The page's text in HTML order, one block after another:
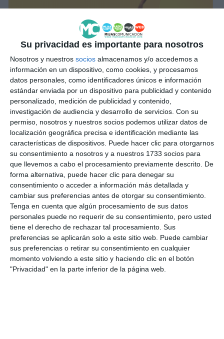
Su privacidad es importante para nosotros
Nosotros y nuestros socios almacenamos y/o accedemos a
información en un dispositivo, como cookies, y procesamos
datos personales, como identificadores únicos e información
estándar enviada por un dispositivo para publicidad y contenido
personalizado, medición de publicidad y contenido,
investigación de audiencia y desarrollo de servicios. Con su
permiso, nosotros y nuestros socios podemos utilizar datos de
localización geográfica precisa e identificación mediante las
características de dispositivos. Puede hacer clic para otorgarnos
su consentimiento a nosotros y a nuestros 1733 socios para
que llevemos a cabo el procesamiento previamente descrito. De
forma alternativa, puede hacer clic para denegar su
consentimiento o acceder a información más detallada y
cambiar sus preferencias antes de otorgar su consentimiento.
Tenga en cuenta que algún procesamiento de sus datos
personales puede no requerir de su consentimiento, pero usted
tiene el derecho de rechazar tal procesamiento. Sus
preferencias se aplicarán solo a este sitio web. Puede cambiar
sus preferencias o retirar su consentimiento en cualquier
momento volviendo a este sitio y haciendo clic en el botón
"Privacidad" en la parte inferior de la página web.